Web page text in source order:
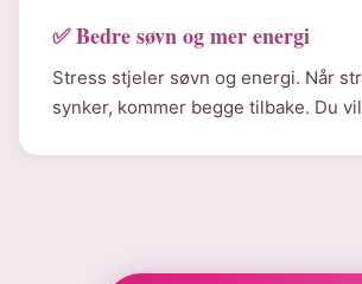
✅ Bedre søvn og mer energi
Stress stjeler søvn og energi. Når
synker, kommer begge tilbake. Du